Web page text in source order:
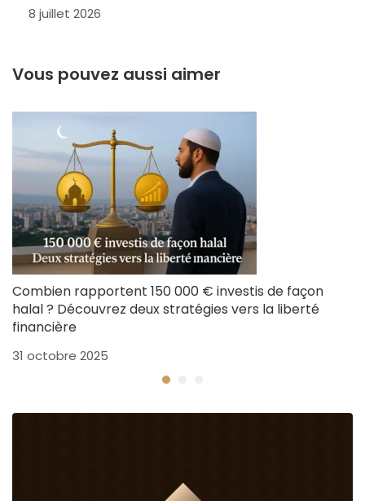
8 juillet 2026
Vous pouvez aussi aimer
Combien rapportent 150 000 € investis de façon
halal ? Découvrez deux stratégies vers la liberté
financière
31 octobre 2025